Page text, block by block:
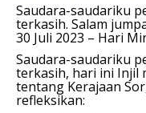
Saudara-saudariku
terkasih. Salam
30 Juli 2023 – Hari
Saudara-saudariku
terkasih, hari ini Injil
tentang Kerajaan
refleksikan: